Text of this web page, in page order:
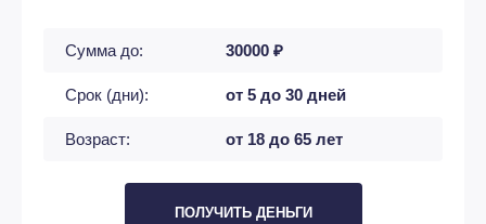
Сумма до: 30000 ₽
Срок (дни): от 5 до 30 дней
Возраст: от 18 до 65 лет
ПОЛУЧИТЬ ДЕНЬГИ